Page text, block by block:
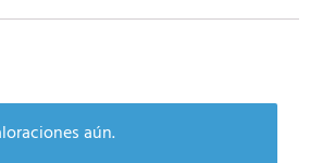
aún.